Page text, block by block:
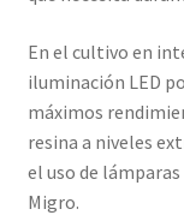
En el cultivo en
iluminación LED
máximos
resina a niveles
el uso de lámparas
Migro.